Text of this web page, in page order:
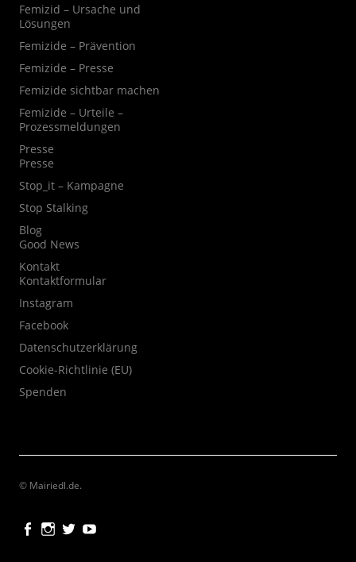
Femizid – Ursache und
Lösungen
Femizide – Prävention
Femizide – Presse
Femizide sichtbar machen
Femizide – Urteile –
Prozessmeldungen
Presse
Presse
Stop_it – Kampagne
Stop Stalking
Blog
Good News
Kontakt
Kontaktformular
Instagram
Facebook
Datenschutzerklärung
Cookie-Richtlinie (EU)
Spenden
© Mairiedl.de